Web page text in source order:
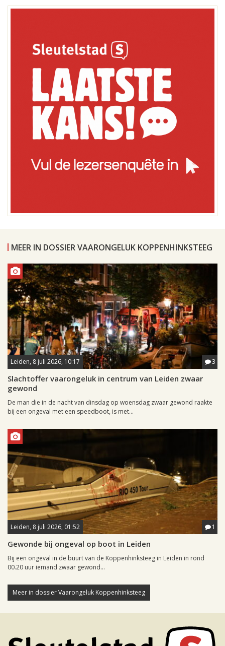
MEER IN DOSSIER VAARONGELUK KOPPENHINKSTEEG
Leiden, 8 juli 2026, 10:17 3
Slachtoffer vaarongeluk in centrum van Leiden zwaar
gewond
De man die in de nacht van dinsdag op woensdag zwaar gewond raakte
bij een ongeval met een speedboot, is met...
Leiden, 8 juli 2026, 01:52 1
Gewonde bij ongeval op boot in Leiden
Bij een ongeval in de buurt van de Koppenhinksteeg in Leiden in rond
00.20 uur iemand zwaar gewond...
Meer in dossier Vaarongeluk Koppenhinksteeg